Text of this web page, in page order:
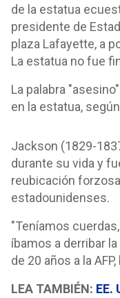
de la estatua
presidente de
plaza Lafayette, a
La estatua no fue
La palabra
en la estatua,
Jackson (1829-
durante su vida y
reubicación
estadounidenses.
"Teníamos
íbamos a derribar
de 20 años a la
LEA TAMBIÉN: EE.